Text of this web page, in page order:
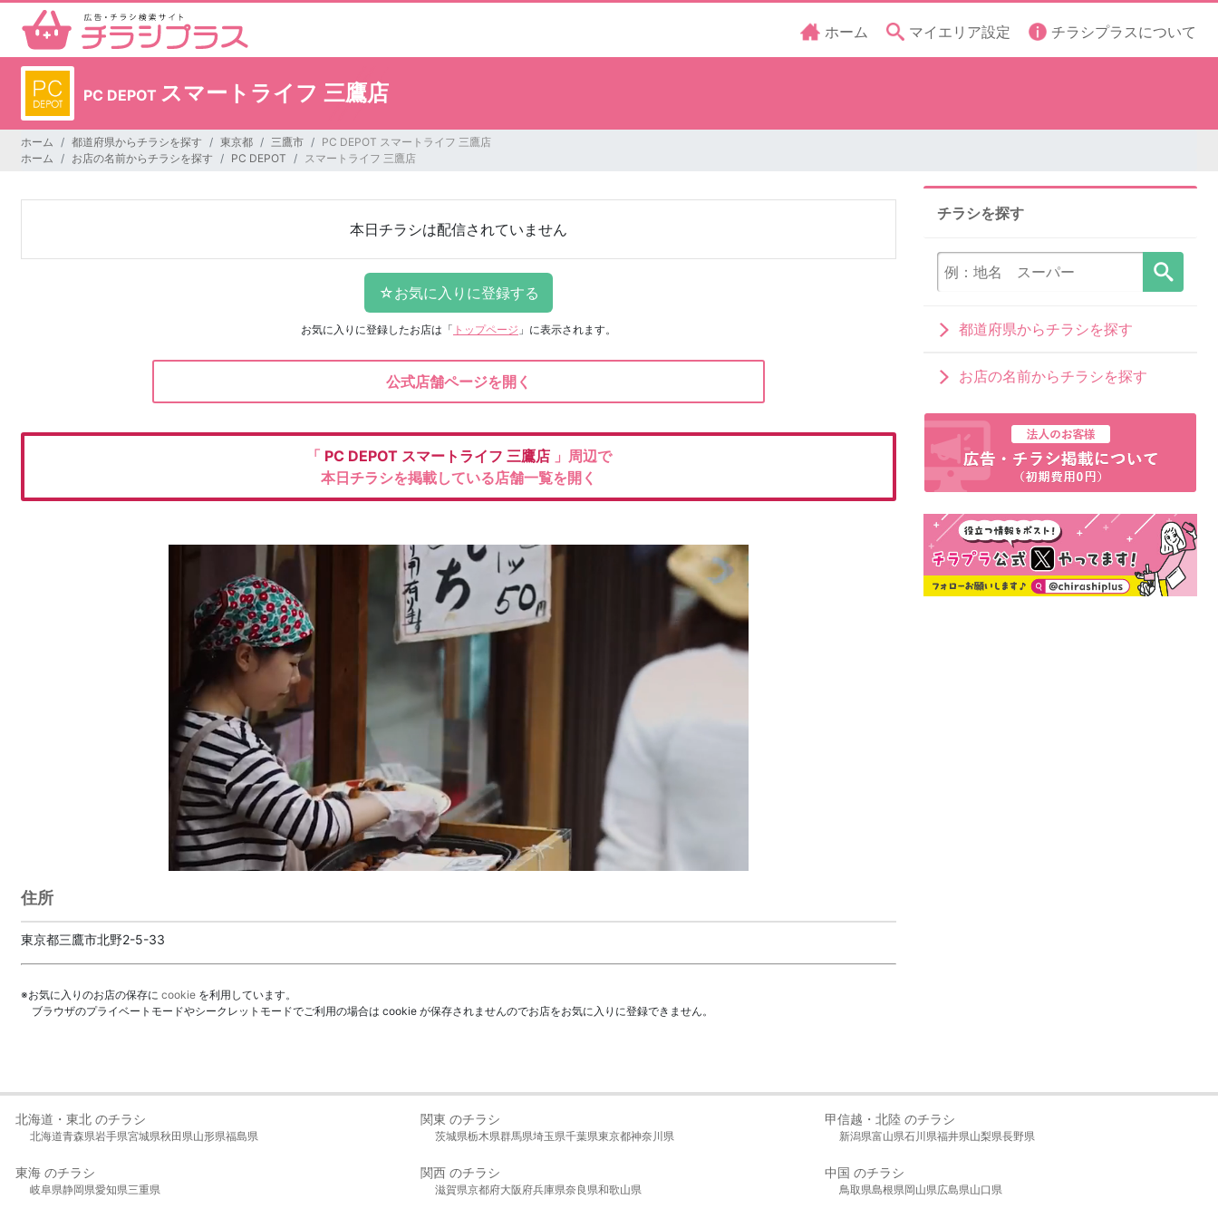
ホーム マイエリア設定 チラシプラスについて
PC DEPOT スマートライフ 三鷹店
ホーム 都道府県からチラシを探す 東京都 三鷹市
PC DEPOT スマートライフ 三鷹店
ホーム
お店の名前からチラシを探す PC DEPOT スマートライフ 三鷹店
本日チラシは配信されていません
お気に入りに登録したお店は 「 トップページ 」に表示されます。
公式店舗ページを開く
「 PC DEPOT スマートライフ 三鷹店 」周辺で
本日チラシを掲載している店舗一覧を開く
住所
東京都三鷹市北野2-5-33
※お気に入りのお店の保存に cookie を利用しています。
ブラウザのプライベートモードやシークレットモードでご利用の場合は cookie が保存されませんのでお店をお気に入りに登録できません。
チラシを探す
都道府県からチラシを探す
お店の名前からチラシを探す
北海道・東北 のチラシ
北海道青森県岩手県宮城県秋田県山形県福島県
関東 のチラシ
茨城県栃木県群馬県埼玉県千葉県東京都神奈川県
甲信越・北陸 のチラシ
新潟県富山県石川県福井県山梨県長野県
東海 のチラシ
岐阜県静岡県愛知県三重県
関西 のチラシ
滋賀県京都府大阪府兵庫県奈良県和歌山県
中国 のチラシ
鳥取県島根県岡山県広島県山口県